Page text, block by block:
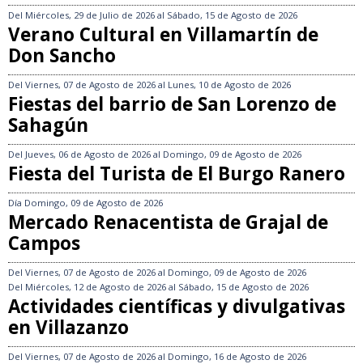
Del Miércoles, 29 de Julio de 2026 al Sábado, 15 de Agosto de 2026
Verano Cultural en Villamartín de
Don Sancho
Del Viernes, 07 de Agosto de 2026 al Lunes, 10 de Agosto de 2026
Fiestas del barrio de San Lorenzo de
Sahagún
Del Jueves, 06 de Agosto de 2026 al Domingo, 09 de Agosto de 2026
Fiesta del Turista de El Burgo Ranero
Día Domingo, 09 de Agosto de 2026
Mercado Renacentista de Grajal de
Campos
Del Viernes, 07 de Agosto de 2026 al Domingo, 09 de Agosto de 2026
Del Miércoles, 12 de Agosto de 2026 al Sábado, 15 de Agosto de 2026
Actividades científicas y divulgativas
en Villazanzo
Del Viernes, 07 de Agosto de 2026 al Domingo, 16 de Agosto de 2026